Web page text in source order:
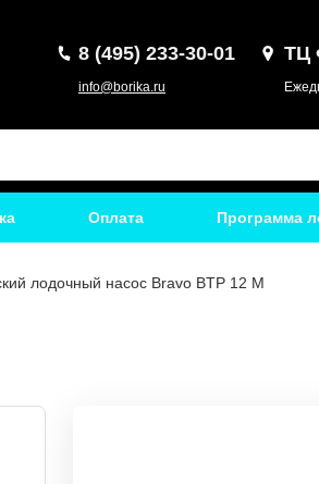
8 (495) 233-30-01
info@borika.ru
ТЦ
Оплата Программа
лодочный насос Bravo BTP 12 M